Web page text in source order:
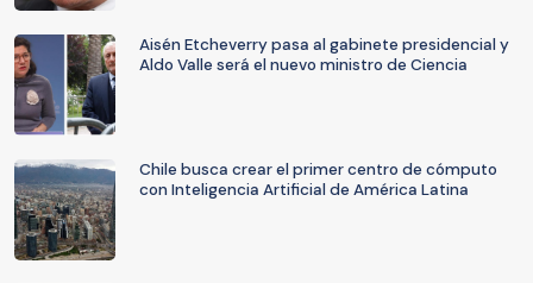
Aisén Etcheverry pasa al gabinete presidencial y
Aldo Valle será el nuevo ministro de Ciencia
Chile busca crear el primer centro de cómputo
con Inteligencia Artificial de América Latina